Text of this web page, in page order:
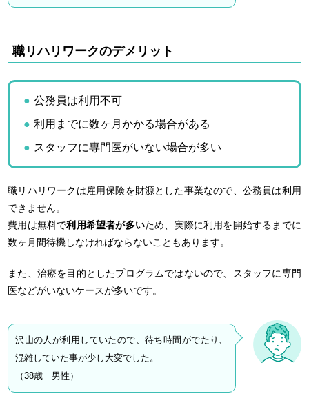
職リハリワークのデメリット
公務員は利用不可
利用までに数ヶ月かかる場合がある
スタッフに専門医がいない場合が多い
職リハリワークは雇用保険を財源とした事業なので、公務員は利用
できません。
費用は無料で利用希望者が多いため、実際に利用を開始するまでに
数ヶ月間待機しなければならないこともあります。
また、治療を目的としたプログラムではないので、スタッフに専門
医などがいないケースが多いです。
沢山の人が利用していたので、待ち時間がでたり、
混雑していた事が少し大変でした。
（38歳 男性）